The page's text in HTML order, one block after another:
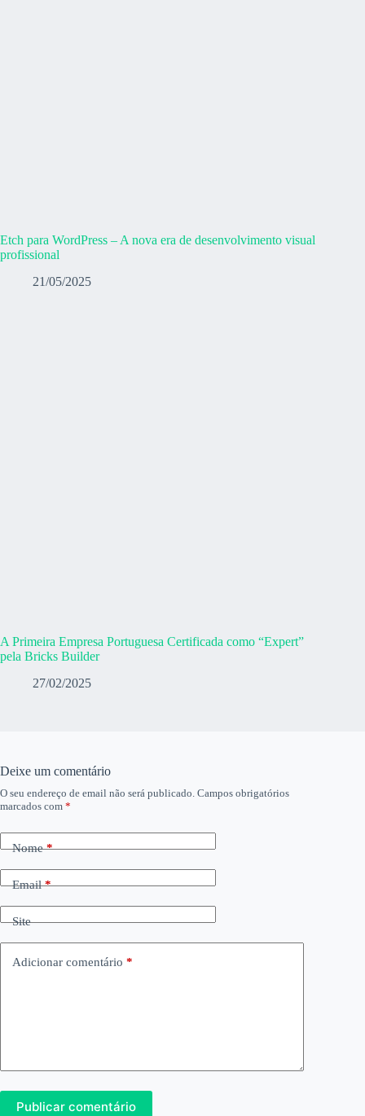
Etch para WordPress – A nova era de desenvolvimento visual
profissional
21/05/2025
A Primeira Empresa Portuguesa Certificada como “Expert”
pela Bricks Builder
27/02/2025
Deixe um comentário
O seu endereço de email não será publicado. Campos obrigatórios
marcados com *
Nome*
Email*
Site
Adicionar comentário *
Publicar comentário